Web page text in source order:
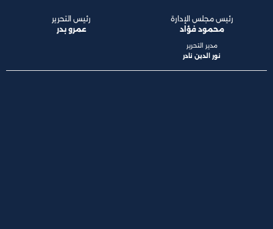
رئيس مجلس الإدارة
محمود فؤاد
مدير التحرير
نور الدين نادر
رئيس التحرير
عمرو بدر